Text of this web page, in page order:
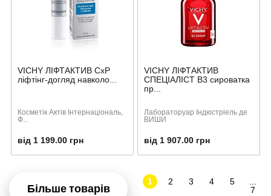
VICHY ЛІФТАКТИВ СхР
ліфтінг-догляд навколо...
Косметік Актів Інтернаціональ,
Ф...
від 1 199.00 грн
VICHY ЛІФТАКТИВ
СПЕЦІАЛІСТ B3 сироватка
пр...
Лабораторуар Індюстріель де
ВИШИ
від 1 907.00 грн
Більше товарів
1 2 3 4 5
7